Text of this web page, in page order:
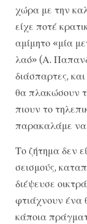
χώρα με την
είχε ποτέ
αμίμητο «μία
λαό» (Α.
διάσπαρτες,
θα πλακώσουν
πιουν το
παρακαλάμε να
Το ζήτημα δεν
σεισμούς,
διέψευσε
φτιάχνουν ένα
κάποια